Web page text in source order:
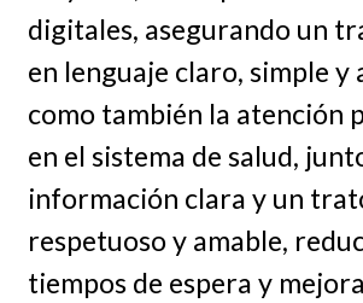
digitales, asegurando un
en lenguaje claro, simple y
como también la atención
en el sistema de salud,
información clara y un
respetuoso y amable,
tiempos de espera y